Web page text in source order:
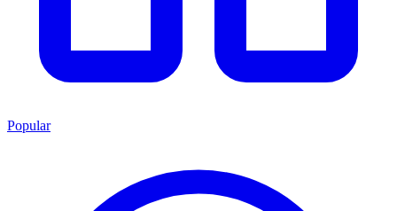
Popular